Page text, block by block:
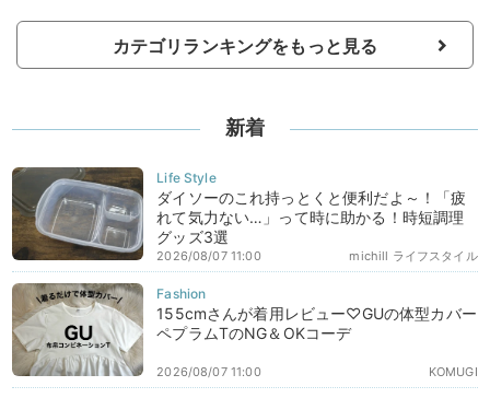
カテゴリランキングをもっと見る
新着
ダイソーのこれ持っとくと便利だよ～！「疲
れて気力ない…」って時に助かる！時短調理
グッズ3選
michill ライフスタイル
2026/08/07 11:00
155cmさんが着用レビュー♡GUの体型カバー
ペプラムTのNG＆OKコーデ
KOMUGI
2026/08/07 11:00